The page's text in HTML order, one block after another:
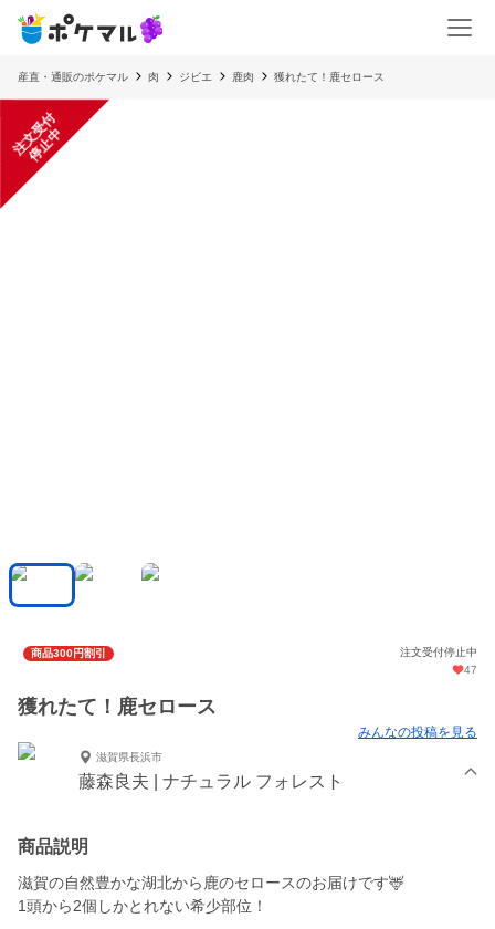
産直・通販のポケマル 肉 ジビエ 鹿肉 獲れたて！鹿セロース
注
文
受
付
停
止
中
商品300円割引
注文受付停止中
47
獲れたて！鹿セロース
みんなの投稿を見る
滋賀県長浜市
藤森良夫 | ナチュラル フォレスト
商品説明
滋賀の自然豊かな湖北から鹿のセロースのお届けです🦌
1頭から2個しかとれない希少部位！